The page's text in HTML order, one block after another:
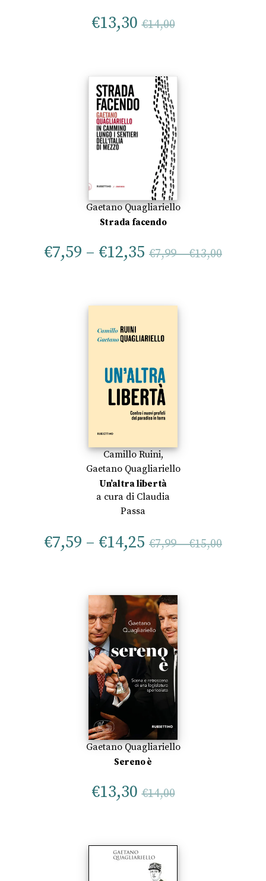
€13,30 €14,00
Gaetano Quagliariello
Strada facendo
€7,59 – €12,35 €7,99–€13,00
Camillo Ruini,
Gaetano Quagliariello
Un’altra libertà
a cura di Claudia
Passa
€7,59 – €14,25 €7,99–€15,00
Gaetano Quagliariello
Sereno è
€13,30 €14,00